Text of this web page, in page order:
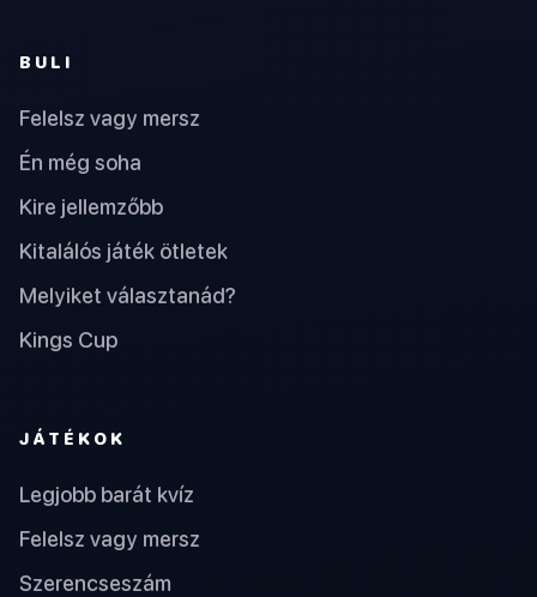
BULI
Felelsz vagy mersz
Én még soha
Kire jellemzőbb
Kitalálós játék ötletek
Melyiket választanád?
Kings Cup
JÁTÉKOK
Legjobb barát kvíz
Felelsz vagy mersz
Szerencseszám